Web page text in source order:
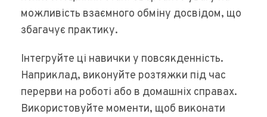
можливість взаємного обміну досвідом, що
збагачує практику.
Інтегруйте ці навички у повсякденність.
Наприклад, виконуйте розтяжки під час
перерви на роботі або в домашніх справах.
Використовуйте моменти, щоб виконати